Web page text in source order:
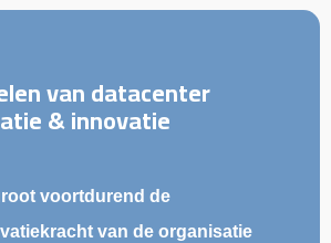
van datacenter
& innovatie
voortdurend de
van de organisatie